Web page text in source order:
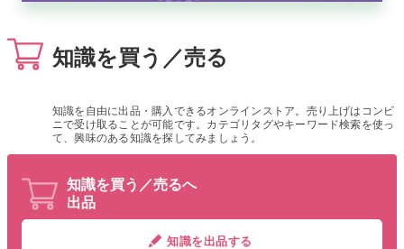
無料でアンケート
匿名360°評価
ちょこっと相談とは？
新規会員登録
ログイン
知識を買う／売る
知識を自由に出品・購入できるオンラインストア。売り上げはコンビ
ニで受け取ることが可能です。カテゴリタグやキーワード検索を使っ
て、興味のある知識を探してみましょう。
知識を買う／売るへ
出品
知識を出品する